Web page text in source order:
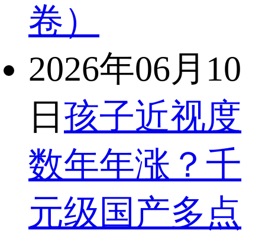
卷）
2026年06月10
日 孩子近视度
数年年涨？千
元级国产多点